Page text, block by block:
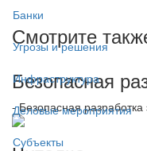
Банки
Угрозы и решения
Инфраструктура
Деловые мероприятия
Субъекты
Смотрите
Безопасная
- Безопасная